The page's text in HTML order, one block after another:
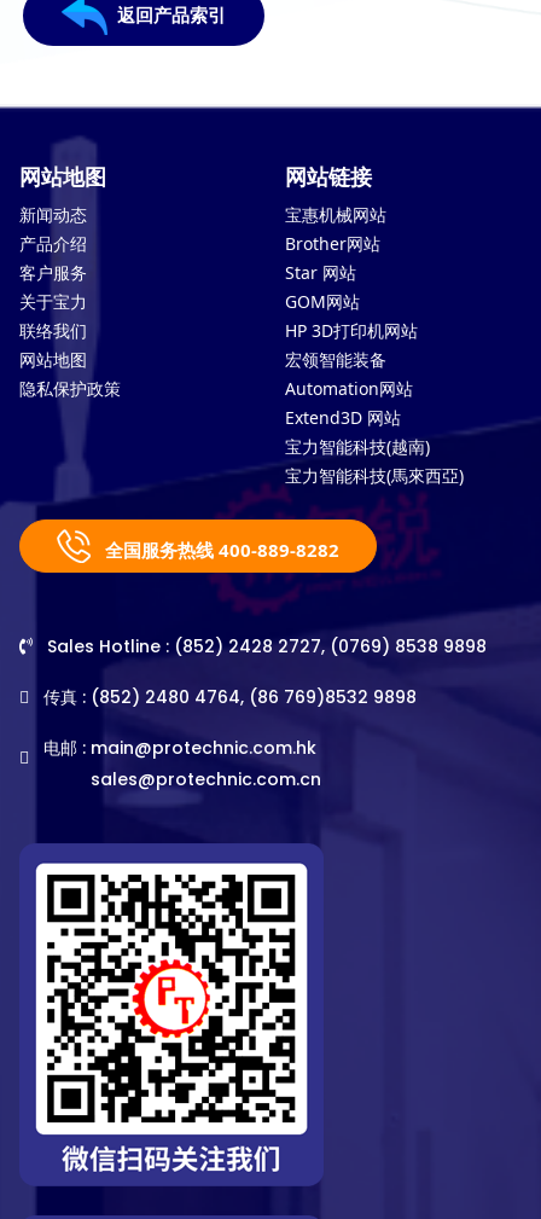
返回产品索引
网站地图
新闻动态
产品介绍
客户服务
关于宝力
联络我们
网站地图
隐私保护政策
网站链接
宝惠机械网站
Brother网站
Star 网站
GOM网站
HP 3D打印机网站
宏领智能装备
Automation网站
Extend3D 网站
宝力智能科技(越南)
宝力智能科技(馬來西亞)
全国服务热线 400-889-8282
Sales Hotline : (852) 2428 2727, (0769) 8538 9898
传真 : (852) 2480 4764, (86 769)8532 9898
电邮 : main@protechnic.com.hk
sales@protechnic.com.cn